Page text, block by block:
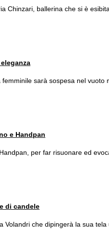
Chinzari, ballerina che si è esibita
sarà sospesa nel
e Handpan
per far risuonare ed
di candele
Volandri che dipingerà la sua tela